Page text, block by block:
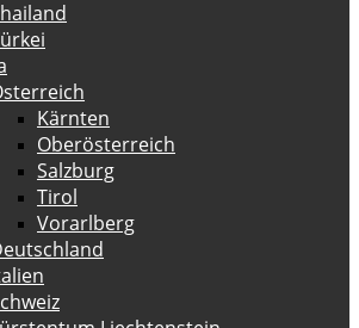
Kärnten
Oberösterreich
Salzburg
Tirol
Vorarlberg